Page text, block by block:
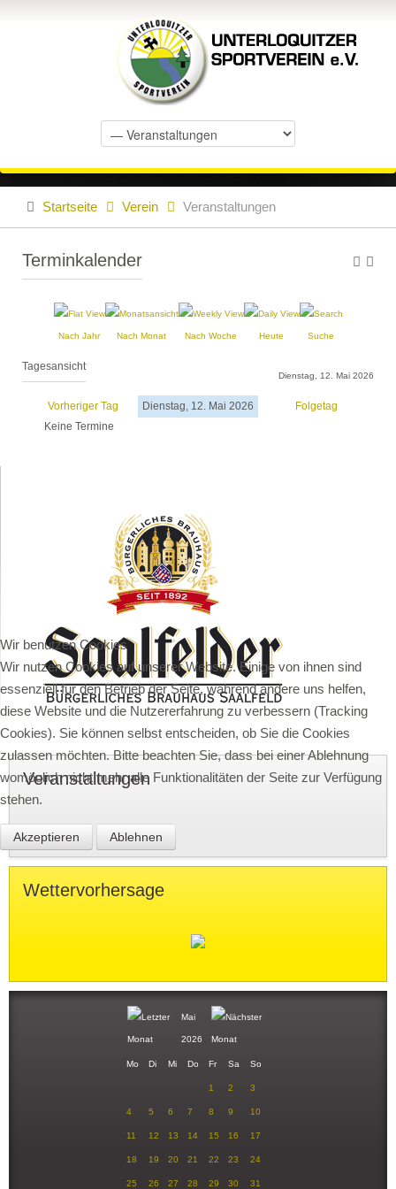
Startseite Verein Veranstaltungen
Terminkalender
Nach Jahr Nach Monat Nach Woche Heute Suche
Tagesansicht
Dienstag, 12. Mai 2026
Vorheriger Tag Dienstag, 12. Mai 2026
Folgetag
Keine Termine
Veranstaltungen
Keine Termine
Wettervorhersage
Mai
2026
Mo Di Mi Do Fr Sa So
1 2 3
4 5 6 7 8 9 10
11 12 13 14 15 16 17
18 19 20 21 22 23 24
25 26 27 28 29 30 31
Wir benutzen Cookies
Wir nutzen Cookies auf unserer Website. Einige von ihnen sind
essenziell für den Betrieb der Seite, während andere uns helfen,
diese Website und die Nutzererfahrung zu verbessern (Tracking
Cookies). Sie können selbst entscheiden, ob Sie die Cookies
zulassen möchten. Bitte beachten Sie, dass bei einer Ablehnung
womöglich nicht mehr alle Funktionalitäten der Seite zur Verfügung
stehen.
Akzeptieren Ablehnen